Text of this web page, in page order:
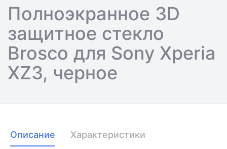
Полноэкранное 3D
защитное стекло
Brosco для Sony Xperia
XZ3, черное
Описание Характеристики